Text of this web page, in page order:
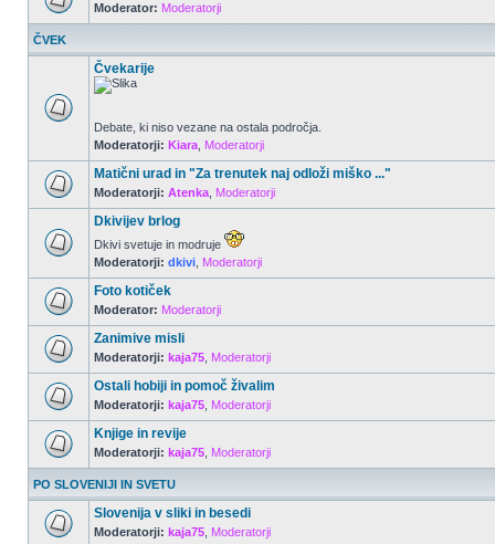
Moderator: Moderatorji
ČVEK
Čvekarije
Debate, ki niso vezane na ostala področja.
Moderatorji: Kiara Moderatorji
Matični urad in "Za trenutek naj odloži miško ..."
Moderatorji: Atenka Moderatorji
Dkivijev brlog
Dkivi svetuje in modruje
Moderatorji: dkivi Moderatorji
Foto kotiček
Moderator: Moderatorji
Zanimive misli
Moderatorji: kaja75 Moderatorji
Ostali hobiji in pomoč živalim
Moderatorji: kaja75 Moderatorji
Knjige in revije
Moderatorji: kaja75 Moderatorji
PO SLOVENIJI IN SVETU
Slovenija v sliki in besedi
Moderatorji: kaja75 Moderatorji